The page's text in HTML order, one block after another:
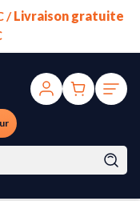
/Livraison gratuite